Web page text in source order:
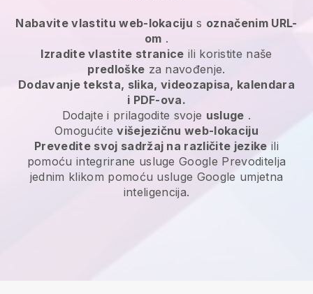
Nabavite vlastitu web-lokaciju s označenim URL-
om .
Izradite vlastite stranice ili koristite naše
predloške za navođenje.
Dodavanje teksta, slika, videozapisa, kalendara
i PDF-ova.
Dodajte i prilagodite svoje usluge .
Omogućitevišejezičnu web-lokaciju
Prevedite svoj sadržaj na različite jezike ili
pomoću integrirane usluge Google Prevoditelja
jednim klikom pomoću usluge Google umjetna
inteligencija.